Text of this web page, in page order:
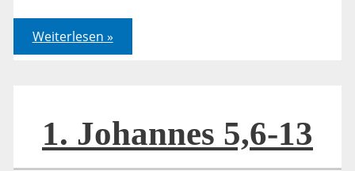
Johannnes
03,14-
21
Weiterlesen »
1. Johannes 5,6-13